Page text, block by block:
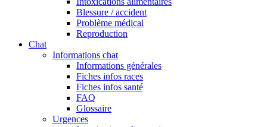
Blessure / accident
Problème médical
Reproduction
Chat
Informations chat
Informations générales
Fiches infos races
Fiches infos santé
FAQ
Glossaire
Urgences